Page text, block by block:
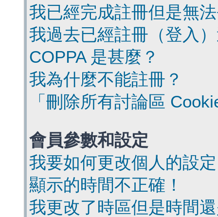
我已經完成註冊但是無
我過去已經註冊（登入
COPPA 是甚麼？
我為什麼不能註冊？
「刪除所有討論區
會員參數和設定
我要如何更改個人的設
顯示的時間不正確！
我更改了時區但是時間